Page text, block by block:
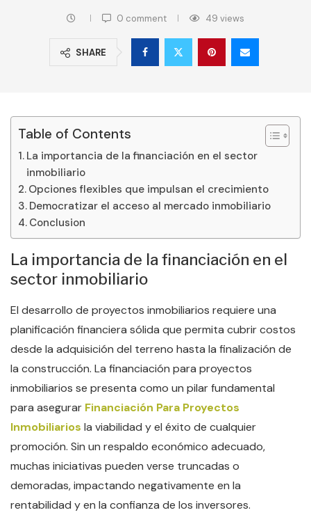
0 comment 49 views
SHARE
Table of Contents
La importancia de la financiación en el sector
inmobiliario
Opciones flexibles que impulsan el crecimiento
Democratizar el acceso al mercado inmobiliario
Conclusion
La importancia de la financiación en el
sector inmobiliario
El desarrollo de proyectos inmobiliarios requiere una
planificación financiera sólida que permita cubrir costos
desde la adquisición del terreno hasta la finalización de
la construcción. La financiación para proyectos
inmobiliarios se presenta como un pilar fundamental
para asegurar Financiación Para Proyectos
Inmobiliarios la viabilidad y el éxito de cualquier
promoción. Sin un respaldo económico adecuado,
muchas iniciativas pueden verse truncadas o
demoradas, impactando negativamente en la
rentabilidad y en la confianza de los inversores.